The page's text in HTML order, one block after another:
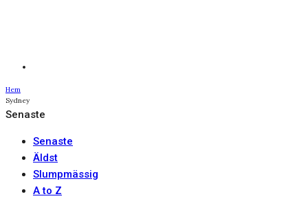
Hem
Sydney
Senaste
Senaste
Äldst
Slumpmässig
A to Z